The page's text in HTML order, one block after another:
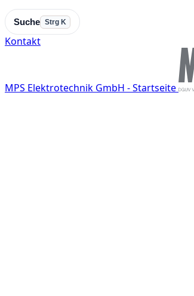
Suche Strg K
Kontakt
MPS Elektrotechnik GmbH - Startseite